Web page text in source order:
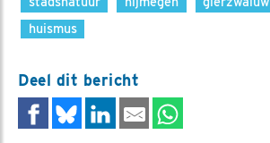
huismus
Deel dit bericht